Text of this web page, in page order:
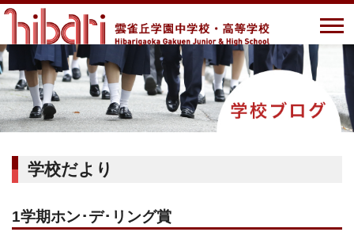
学校だより
1学期ホン･デ･リング賞